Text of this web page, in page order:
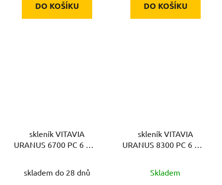
DO KOŠÍKU DO KOŠÍKU
skleník VITAVIA
URANUS 6700 PC 6 mm
skladem do 28 dnů
skleník VITAVIA
URANUS 8300 PC 6 mm
Skladem